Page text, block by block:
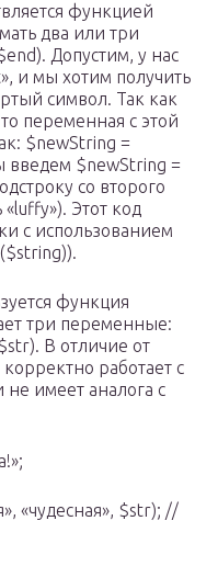
функцией
два или три
Допустим, у нас
и мы хотим получить
символ. Так как
переменная с этой
$newString =
введем $newString =
со второго
Этот код
с использованием
функция
три переменные:
В отличие от
работает с
имеет аналога с
«чудесная», $str); //